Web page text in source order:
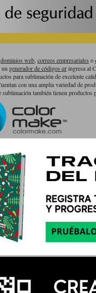
dominios web, correos empresariales o
generador de códigos qringresa al
para sublimación de excelente
con una amplia variedad de
sublimación también tienen